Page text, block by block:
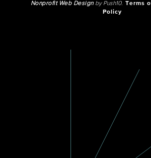
Nonprofit Web Designby Push10. Terms
Policy